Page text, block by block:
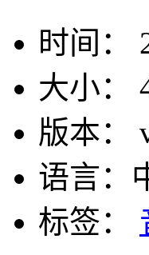
时间：
大小：
版本：
语言：
标签：